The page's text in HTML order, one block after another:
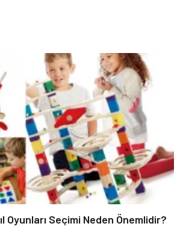
Oyunları Seçimi Neden Önemlidir?